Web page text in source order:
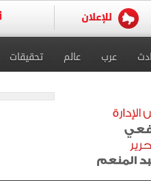
عرب عالم تحقيقات